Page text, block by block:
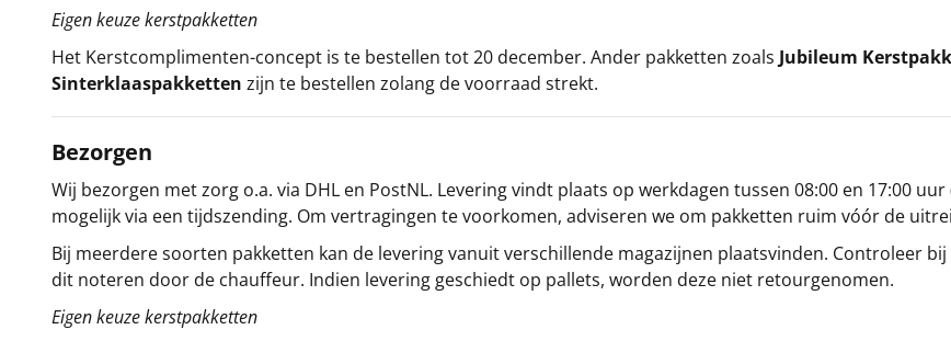
Eigen keuze kerstpakketten
Het Kerstcomplimenten-concept is te bestellen tot 20 december. Ander pakketten zoals Jubileum
Sinterklaaspakketten zijn te bestellen zolang de voorraad strekt.
Bezorgen
Wij bezorgen met zorg o.a. via DHL en PostNL. Levering vindt plaats op werkdagen tussen 08:00 en 17:00
mogelijk via een tijdszending. Om vertragingen te voorkomen, adviseren we om pakketten ruim vóór de
Bij meerdere soorten pakketten kan de levering vanuit verschillende magazijnen plaatsvinden. Controleer
dit noteren door de chauffeur. Indien levering geschiedt op pallets, worden deze niet retourgenomen.
Eigen keuze kerstpakketten